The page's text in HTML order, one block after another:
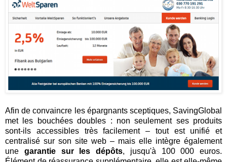
Afin de convaincre les épargnants sceptiques, SavingGlobal
met les bouchées doubles : non seulement ses produits
sont-ils accessibles très facilement – tout est unifié et
centralisé sur son site web – mais elle intègre également
une garantie sur les dépôts, jusqu'à 100 000 euros.